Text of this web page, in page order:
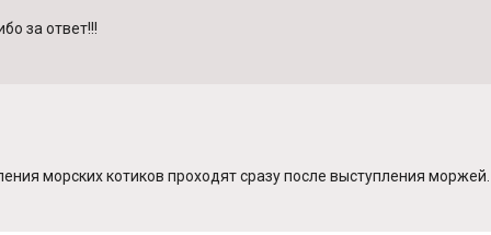
за ответ!!!
морских котиков проходят сразу после выступления моржей.